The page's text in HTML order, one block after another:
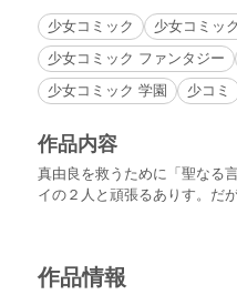
少女コミック
少女コミッ
少女コミック ファンタジー
少女コミック 学園
少コミ
作品内容
真由良を救うために「聖なる
イの２人と頑張るありす。だ
夜、失踪したありすの父、そ
作品情報